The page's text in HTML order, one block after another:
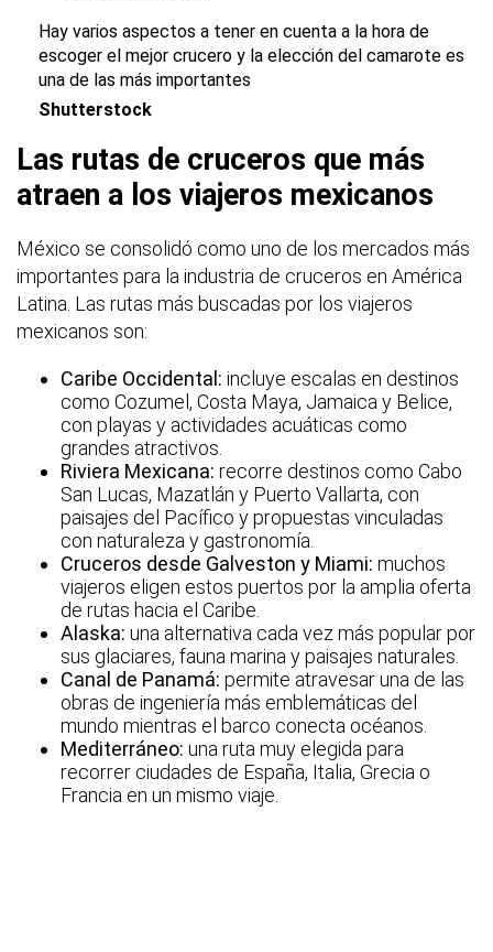
Hay varios aspectos a tener en cuenta a la hora de
escoger el mejor crucero y la elección del camarote es
una de las más importantes
Shutterstock
Las rutas de cruceros que más
atraen a los viajeros mexicanos
México se consolidó como uno de los mercados más
importantes para la industria de cruceros en América
Latina. Las rutas más buscadas por los viajeros
mexicanos son:
Caribe Occidental: incluye escalas en destinos
como Cozumel, Costa Maya, Jamaica y Belice,
con playas y actividades acuáticas como
grandes atractivos.
Riviera Mexicana: recorre destinos como Cabo
San Lucas, Mazatlán y Puerto Vallarta, con
paisajes del Pacífico y propuestas vinculadas
con naturaleza y gastronomía.
Cruceros desde Galveston y Miami: muchos
viajeros eligen estos puertos por la amplia oferta
de rutas hacia el Caribe.
Alaska: una alternativa cada vez más popular por
sus glaciares, fauna marina y paisajes naturales.
Canal de Panamá: permite atravesar una de las
obras de ingeniería más emblemáticas del
mundo mientras el barco conecta océanos.
Mediterráneo: una ruta muy elegida para
recorrer ciudades de España, Italia, Grecia o
Francia en un mismo viaje.